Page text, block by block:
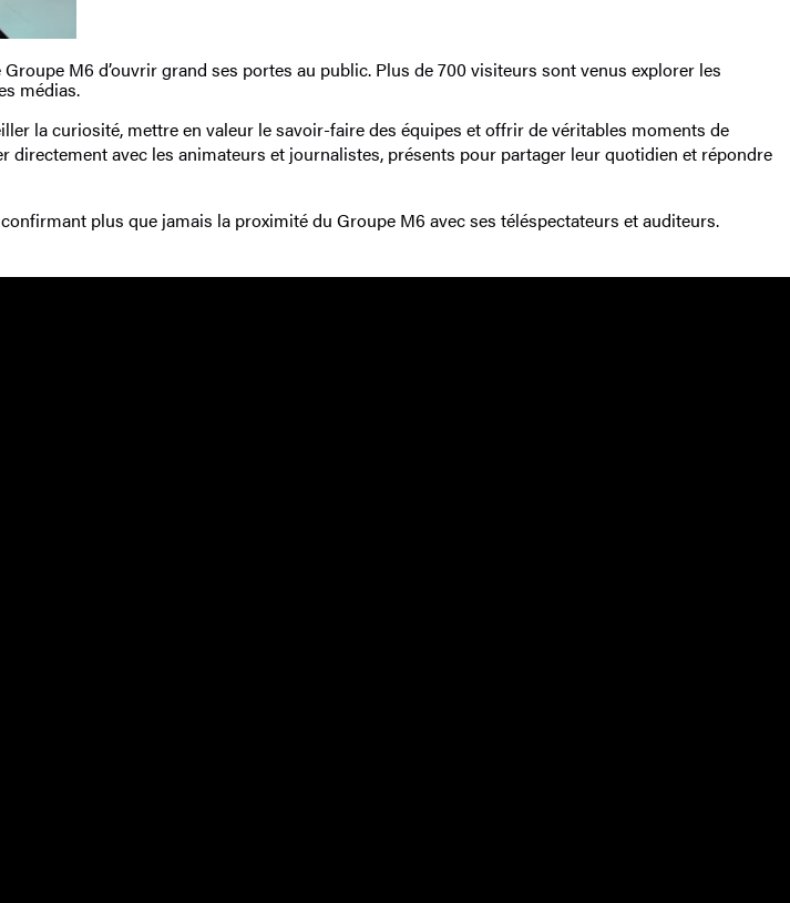
M6 d’ouvrir grand ses portes au public. Plus de 700 visiteurs sont venus explorer les
médias.
la curiosité, mettre en valeur le savoir-faire des équipes et offrir de véritables moments de
directement avec les animateurs et journalistes, présents pour partager leur quotidien et répondre
plus que jamais la proximité du Groupe M6 avec ses téléspectateurs et auditeurs.